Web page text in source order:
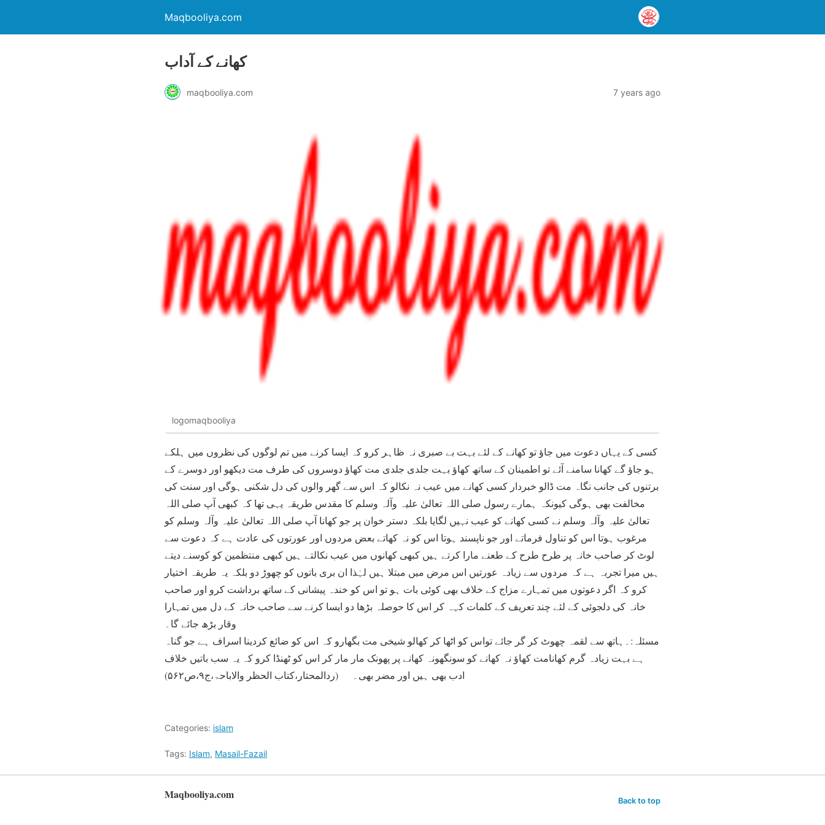
Maqbooliya.com
کھانے کے آداب
maqbooliya.com 7 years ago
logomaqbooliya
کسی کے یہاں دعوت میں جاؤ تو کھانے کے لئے بہت بے صبری نہ ظاہر کرو کہ ایسا کرنے میں تم لوگوں کی نظروں میں ہلکے
ہو جاؤ گے کھانا سامنے آئے تو اطمینان کے ساتھ کھاؤ بہت جلدی جلدی مت کھاؤ دوسروں کی طرف مت دیکھو اور دوسرے کے
برتنوں کی جانب نگاہ مت ڈالو خبردار کسی کھانے میں عیب نہ نکالو کہ اس سے گھر والوں کی دل شکنی ہوگی اور سنت کی
مخالفت بھی ہوگی کیونکہ ہمارے رسول صلی اللہ تعالیٰ علیہ وآلہ وسلم کا مقدس طریقہ یہی تھا کہ کبھی آپ صلی اللہ
تعالیٰ علیہ وآلہ وسلم نے کسی کھانے کو عیب نہیں لگایا بلکہ دستر خوان پر جو کھانا آپ صلی اللہ تعالیٰ علیہ وآلہ وسلم کو
مرغوب ہوتا اس کو تناول فرماتے اور جو ناپسند ہوتا اس کو نہ کھاتے بعض مردوں اور عورتوں کی عادت ہے کہ دعوت سے
لوٹ کر صاحب خانہ پر طرح طرح کے طعنے مارا کرتے ہیں کبھی کھانوں میں عیب نکالتے ہیں کبھی منتظمین کو کوسنے دیتے
ہیں میرا تجربہ ہے کہ مردوں سے زیادہ عورتیں اس مرض میں مبتلا ہیں لہٰذا ان بری باتوں کو چھوڑ دو بلکہ یہ طریقہ اختیار
کرو کہ اگر دعوتوں میں تمہارے مزاج کے خلاف بھی کوئی بات ہو تو اس کو خندہ پیشانی کے ساتھ برداشت کرو اور صاحب
خانہ کی دلجوئی کے لئے چند تعریف کے کلمات کہہ کر اس کا حوصلہ بڑھا دو ایسا کرنے سے صاحب خانہ کے دل میں تمہارا
وقار بڑھ جائے گا۔
مسئلہ:۔ہاتھ سے لقمہ چھوٹ کر گر جائے تواس کو اٹھا کر کھالو شیخی مت بگھارو کہ اس کو ضائع کردینا اسراف ہے جو گناہ
ہے بہت زیادہ گرم کھانامت کھاؤ نہ کھانے کو سونگھونہ کھانے پر پھونک مار مار کر اس کو ٹھنڈا کرو کہ یہ سب باتیں خلاف
ادب بھی ہیں اور مضر بھی۔ (ردالمحتار،کتاب الحظر والاباحۃ،ج۹،ص۵۶۲)
Categories: islam
Tags: Islam, Masail-Fazail
Maqbooliya.com Back to top